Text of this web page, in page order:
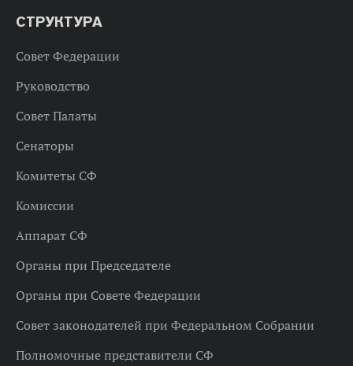
СТРУКТУРА
Совет Федерации
Руководство
Совет Палаты
Сенаторы
Комитеты СФ
Комиссии
Аппарат СФ
Органы при Председателе
Органы при Совете Федерации
Совет законодателей при Федеральном Собрании
Полномочные представители СФ